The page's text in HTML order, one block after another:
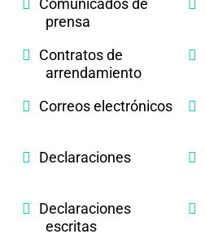
Comunicados de
prensa
Contratos de
arrendamiento
Correos electrónicos
Declaraciones
Declaraciones
escritas